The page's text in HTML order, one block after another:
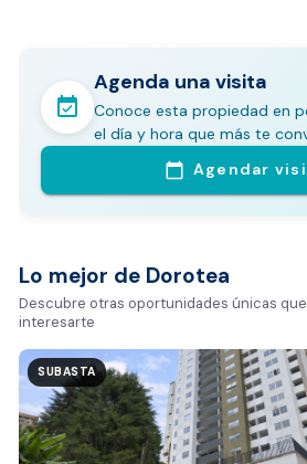
En pocos minutos avalúa
Comparativo de Mercado
Bogotá y Medellín)
Análisis basado en datos reales:
Tiempo promedio de venta en la
Rango de precios de arriendo en
Valor exclusivo para clientes de
20.000 COP
REALIZAR AVALÚO
event_available
Agenda una visita
Conoce esta propiedad en
el día y hora que más te
calendar_today Agendar
Lo mejor de Dorotea
Descubre otras oportunidades únicas
interesarte
SUBASTA